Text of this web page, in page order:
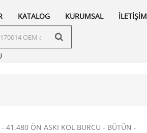
KATALOG KURUMSAL İLETİŞİM
41.480 ÖN ASKI KOL BURCU - BÜTÜN -